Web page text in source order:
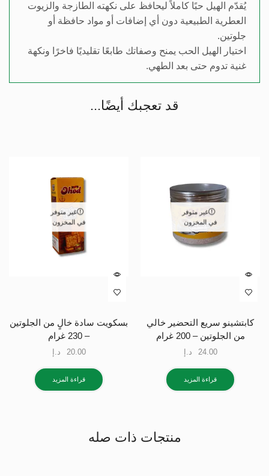
يُقدّم الهيل حبًا كاملاً ليحافظ على نكهته الطازجة والزيوت
العطرية الطبيعية دون أي إضافات أو مواد حافظة أو
جلوتين.
اختيار الهيل الحب يمنح وصفاتك طابعًا تقليديًا فاخرًا ونكهة
غنية تدوم حتى بعد الطهي.
قد تعجبك أيضًا...
غير متوفر
في المخزون
كابتشينو سريع التحضير خالي
من الجلوتين – 200 غرام
24.00 د.إ
قراءة المزيد
غير متوفر
في المخزون
بسكويت سادة خالٍ من الجلوتين
– 230 غرام
20.00 د.إ
قراءة المزيد
منتجات ذات صله